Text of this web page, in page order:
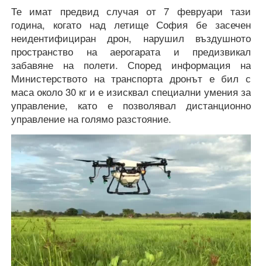
Те имат предвид случая от 7 февруари тази
година, когато над летище София бе засечен
неидентифициран дрон, нарушил въздушното
пространство на аерогарата и предизвикал
забавяне на полети. Според информация на
Министерството на транспорта дронът е бил с
маса около 30 кг и е изисквал специални умения за
управление, като е позволявал дистанционно
управление на голямо разстояние.